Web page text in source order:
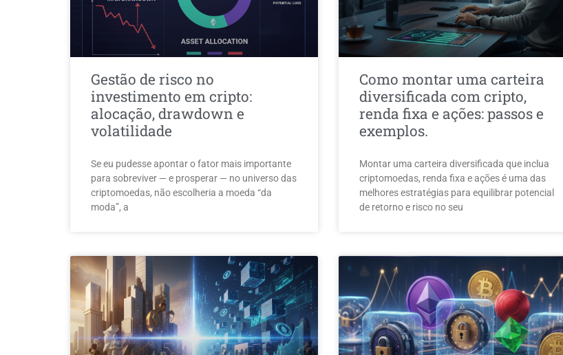
Gestão de risco no
investimento em cripto:
alocação, drawdown e
volatilidade
Se eu pudesse apontar o fator mais importante
para sobreviver — e prosperar — no universo das
criptomoedas, não escolheria a moeda “da
moda”, a
Como montar uma carteira
diversificada com cripto,
renda fixa e ações: passos e
exemplos.
Montar uma carteira diversificada que inclua
criptomoedas, renda fixa e ações é uma das
melhores estratégias para equilibrar potencial
de retorno e risco no seu